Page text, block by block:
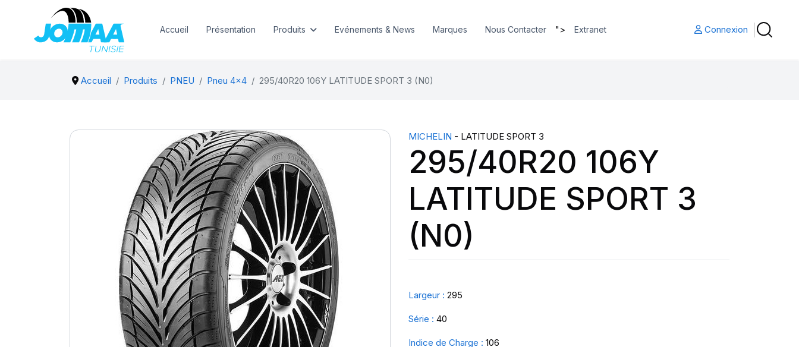
Accueil Présentation Produits Evénements & News Marques Nous Contacter "> Extranet Connexion
Accueil Produits PNEU Pneu 4x4 295/40R20 106Y LATITUDE SPORT 3 (N0)
MICHELIN - LATITUDE SPORT 3
295/40R20 106Y
LATITUDE SPORT 3
(N0)
Largeur : 295
Série : 40
Indice de Charge : 106